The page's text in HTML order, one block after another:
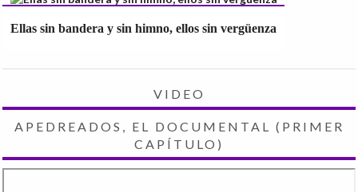
Ellas sin bandera y sin himno, ellos sin vergüenza
VIDEO
APEDREADOS, EL DOCUMENTAL (PRIMER
CAPÍTULO)